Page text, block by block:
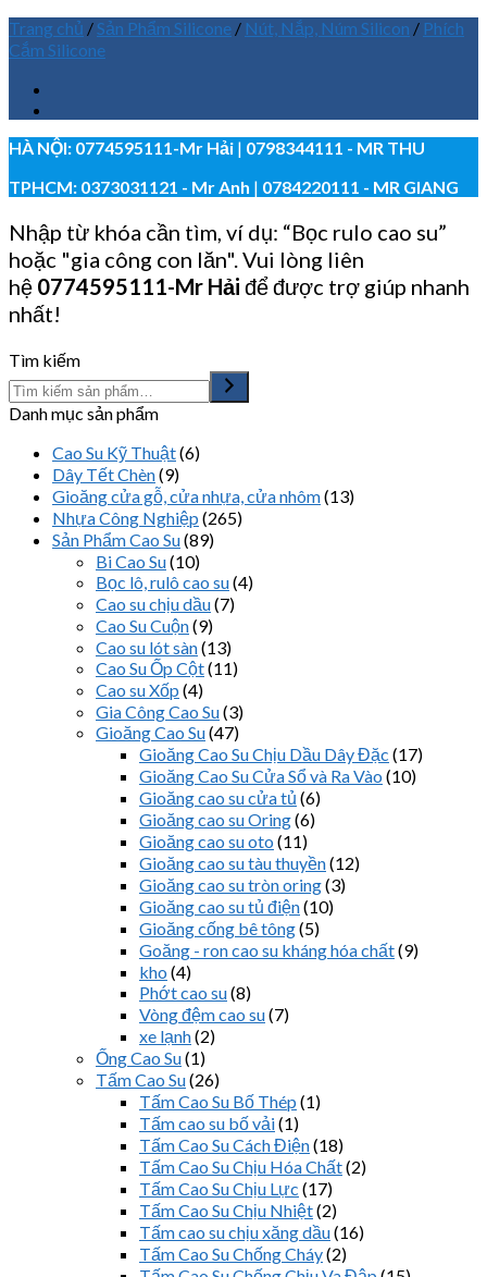
Trang chủ /Sản Phẩm Silicone / Nút, Nắp, Núm Silicon / Phích
Cắm Silicone
HÀ NỘI: 0774595111-Mr Hải | 0798344111 - MR THU
TPHCM: 0373031121 - Mr Anh | 0784220111 - MR GIANG
Nhập từ khóa cần tìm, ví dụ: “Bọc rulo cao su”
hoặc "gia công con lăn". Vui lòng liên
hệ 0774595111-Mr Hải để được trợ giúp nhanh
nhất!
Tìm kiếm
Danh mục sản phẩm
Cao Su Kỹ Thuật(6)
Dây Tết Chèn(9)
Gioăng cửa gỗ, cửa nhựa, cửa nhôm(13)
Nhựa Công Nghiệp (265)
Sản Phẩm Cao Su(89)
Bi Cao Su(10)
Bọc lô, rulô cao su(4)
Cao su chịu dầu(7)
Cao Su Cuộn(9)
Cao su lót sàn(13)
Cao Su Ốp Cột(11)
Cao su Xốp (4)
Gia Công Cao Su(3)
Gioăng Cao Su(47)
Gioăng Cao Su Chịu Dầu Dây Đặc (17)
Gioăng Cao Su Cửa Sổ và Ra Vào (10)
Gioăng cao su cửa tủ (6)
Gioăng cao su Oring(6)
Gioăng cao su oto (11)
Gioăng cao su tàu thuyền(12)
Gioăng cao su tròn oring(3)
Gioăng cao su tủ điện(10)
Gioăng cống bê tông(5)
Goăng - ron cao su kháng hóa chất(9)
kho (4)
Phớt cao su(8)
Vòng đệm cao su(7)
xe lạnh(2)
Ống Cao Su(1)
Tấm Cao Su(26)
Tấm Cao Su Bố Thép (1)
Tấm cao su bố vải(1)
Tấm Cao Su Cách Điện(18)
Tấm Cao Su Chịu Hóa Chất(2)
Tấm Cao Su Chịu Lực (17)
Tấm Cao Su Chịu Nhiệt(2)
Tấm cao su chịu xăng dầu(16)
Tấm Cao Su Chống Cháy(2)